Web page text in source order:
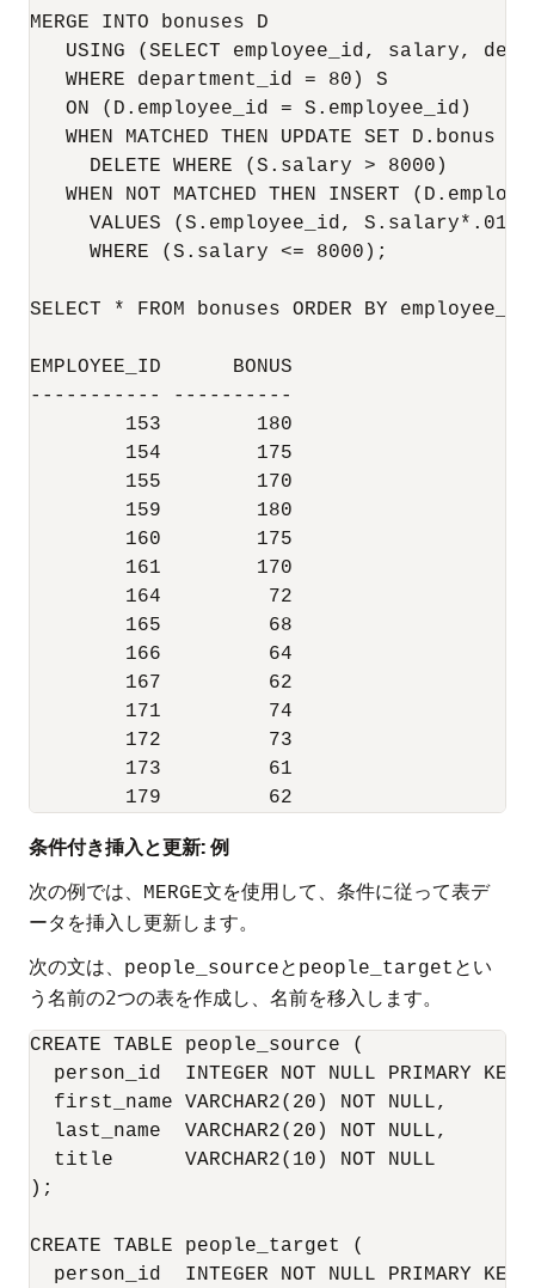
MERGE INTO bonuses D
USING (SELECT employee_id, salary,
   WHERE department_id = 80) S
   ON (D.employee_id = S.employee_id)
WHEN MATCHED THEN UPDATE SET D.bonus =
     DELETE WHERE (S.salary > 8000)
WHEN NOT MATCHED THEN INSERT
     VALUES (S.employee_id, S.salary*.01)
     WHERE (S.salary <= 8000);
SELECT * FROM bonuses ORDER BY
EMPLOYEE_ID      BONUS
----------- ----------
        153        180
        154        175
        155        170
        159        180
        160        175
        161        170
        164         72
        165         68
        166         64
        167         62
        171         74
        172         73
        173         61
        179         62
条件付き挿入と更新: 例
次の例では、
MERGE文を使用して、条件に従って表デ
ータを挿入し更新します。
次の文は、
people_sourceと people_target とい
う名前の2つの表を作成し、名前を移入します。
CREATE TABLE people_source (
person_id  INTEGER NOT NULL PRIMARY
  first_name VARCHAR2(20) NOT NULL,
  last_name  VARCHAR2(20) NOT NULL,
  title      VARCHAR2(10) NOT NULL
);
CREATE TABLE people_target (
person_id  INTEGER NOT NULL PRIMARY